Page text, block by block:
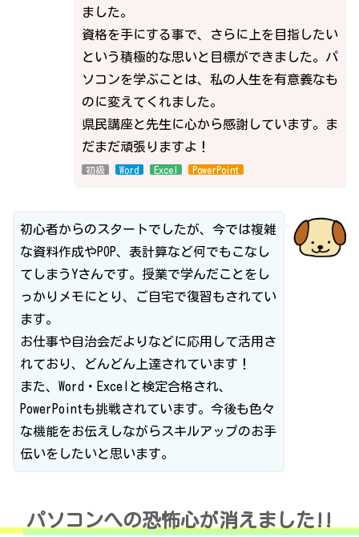
ました。
資格を手にする事で、さらに上を目指したい
という積極的な思いと目標ができました。パ
ソコンを学ぶことは、私の人生を有意義なも
のに変えてくれました。
県民講座と先生に心から感謝しています。ま
だまだ頑張りますよ！
初級 Word Excel PowerPoint
初心者からのスタートでしたが、今では複雑
な資料作成やPOP、表計算など何でもこなし
てしまうYさんです。授業で学んだことをし
っかりメモにとり、ご自宅で復習もされてい
ます。
お仕事や自治会だよりなどに応用して活用さ
れており、どんどん上達されています！
また、Word・Excelと検定合格され、
PowerPointも挑戦されています。今後も色々
な機能をお伝えしながらスキルアップのお手
伝いをしたいと思います。
パソコンへの恐怖心が消えました!!